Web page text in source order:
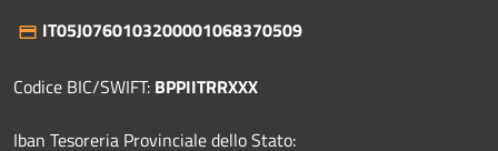
IT05J0760103200001068370509
Codice BIC/SWIFT: BPPIITRRXXX
Iban Tesoreria Provinciale dello Stato: